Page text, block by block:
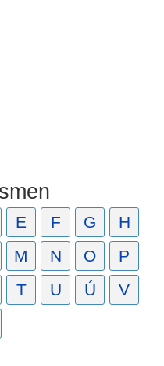
E F G
H
M N O
P
T U Ú
V